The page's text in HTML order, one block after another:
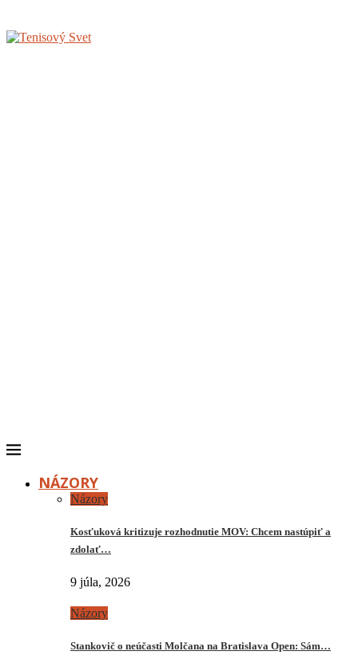
NÁZORY
Názory
Kosťuková kritizuje rozhodnutie MOV: Chcem nastúpiť a
zdolať…
9 júla, 2026
Názory
Stankovič o neúčasti Molčana na Bratislava Open: Sám…